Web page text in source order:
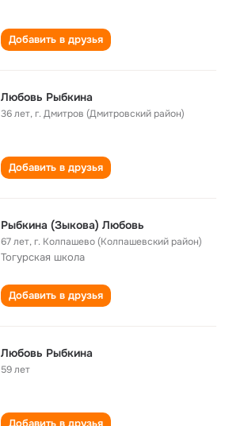
Добавить в друзья
Любовь Рыбкина
36 лет,г. Дмитров (Дмитровский район)
Добавить в друзья
Рыбкина (Зыкова) Любовь
67 лет,г. Колпашево (Колпашевский район)
Тогурская школа
Добавить в друзья
Любовь Рыбкина
59 лет
Добавить в друзья